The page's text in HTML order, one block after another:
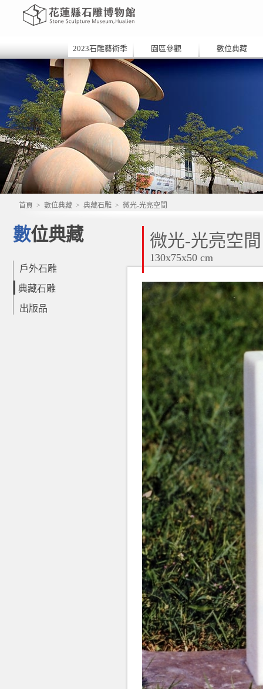
2023石雕藝術季 園區參觀 數位典藏
首頁 > 數位典藏 > 典藏石雕 > 微光-光亮空間
數位典藏
戶外石雕
典藏石雕
出版品
微光-光亮空間
130x75x50 cm